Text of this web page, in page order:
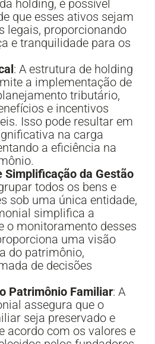
holding, é possível
que esses ativos sejam
legais, proporcionando
e tranquilidade para os
: A estrutura de holding
a implementação de
tributário,
e incentivos
Isso pode resultar em
na carga
a eficiência na
Simplificação da Gestão
todos os bens e
sob uma única entidade,
simplifica a
o monitoramento desses
uma visão
do patrimônio,
de decisões
Patrimônio Familiar: A
assegura que o
seja preservado e
acordo com os valores e